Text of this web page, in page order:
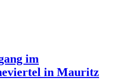
im
in Mauritz